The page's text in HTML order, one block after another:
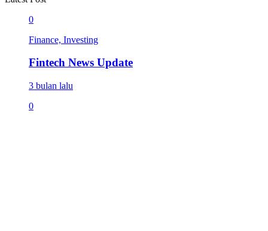
0
Finance, Investing
Fintech News Update
3 bulan lalu
0